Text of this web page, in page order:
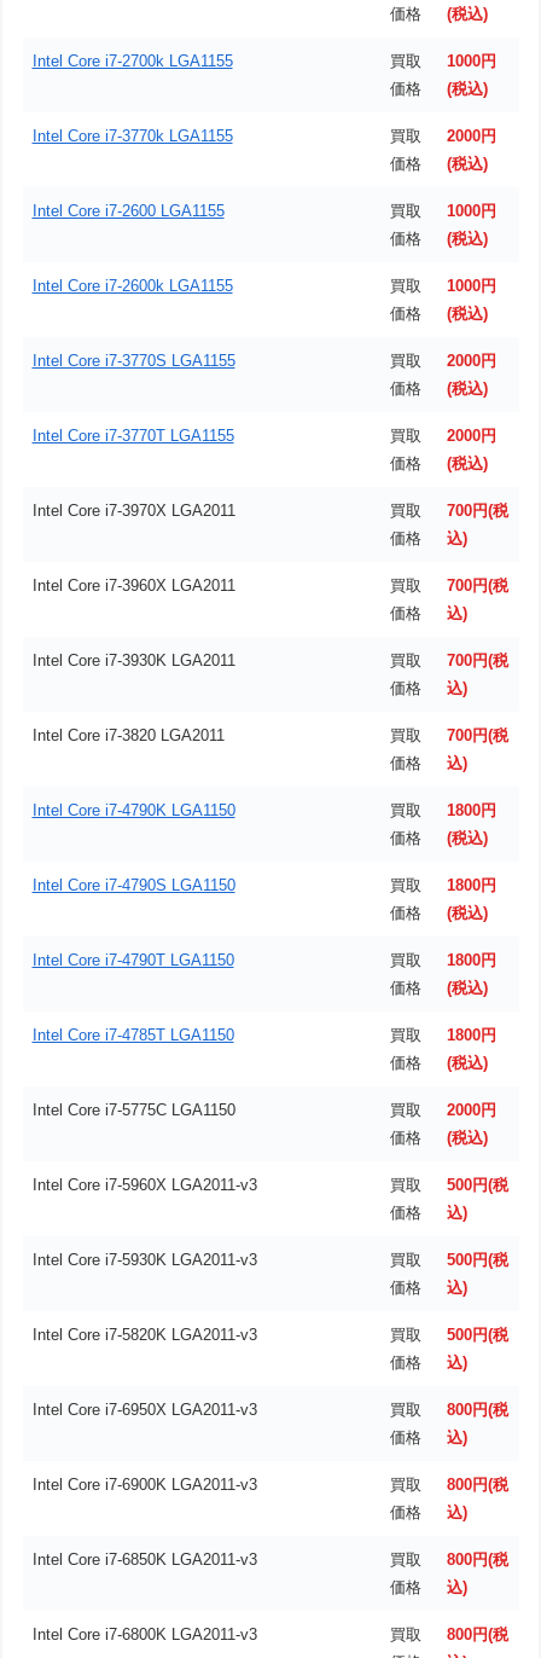
価格
(税込)
Intel Core i7-2700k LGA1155
買取
価格
1000円
(税込)
Intel Core i7-3770k LGA1155
買取
価格
2000円
(税込)
Intel Core i7-2600 LGA1155
買取
価格
1000円
(税込)
Intel Core i7-2600k LGA1155
買取
価格
1000円
(税込)
Intel Core i7-3770S LGA1155
買取
価格
2000円
(税込)
Intel Core i7-3770T LGA1155
買取
価格
2000円
(税込)
Intel Core i7-3970X LGA2011
買取
価格
700円(税
込)
Intel Core i7-3960X LGA2011
買取
価格
700円(税
込)
Intel Core i7-3930K LGA2011
買取
価格
700円(税
込)
Intel Core i7-3820 LGA2011
買取
価格
700円(税
込)
Intel Core i7-4790K LGA1150
買取
価格
1800円
(税込)
Intel Core i7-4790S LGA1150
買取
価格
1800円
(税込)
Intel Core i7-4790T LGA1150
買取
価格
1800円
(税込)
Intel Core i7-4785T LGA1150
買取
価格
1800円
(税込)
Intel Core i7-5775C LGA1150
買取
価格
2000円
(税込)
Intel Core i7-5960X LGA2011-v3
買取
価格
500円(税
込)
Intel Core i7-5930K LGA2011-v3
買取
価格
500円(税
込)
Intel Core i7-5820K LGA2011-v3
買取
価格
500円(税
込)
Intel Core i7-6950X LGA2011-v3
買取
価格
800円(税
込)
Intel Core i7-6900K LGA2011-v3
買取
価格
800円(税
込)
Intel Core i7-6850K LGA2011-v3
買取
価格
800円(税
込)
Intel Core i7-6800K LGA2011-v3
買取
800円(税